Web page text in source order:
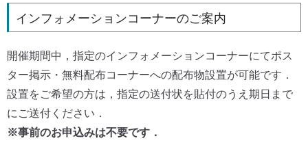
インフォメーションコーナーのご案内
開催期間中，指定のインフォメーションコーナーにてポス
ター掲示・無料配布コーナーへの配布物設置が可能です．
設置をご希望の方は，指定の送付状を貼付のうえ期日まで
にご送付ください．
※事前のお申込みは不要です．